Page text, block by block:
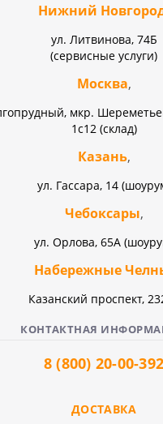
Нижний
ул. Литвинова, 74Б
(сервисные услуги)
Москва,
мкр.
1с12 (склад)
Казань,
ул. Гассара, 14
Чебоксары,
ул. Орлова, 65А
Набережные
Казанский проспект,
КОНТАКТНАЯ
8 (800) 20-00-392
ДОСТАВКА